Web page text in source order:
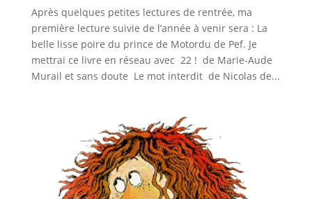
Après quelques petites lectures de rentrée, ma
première lecture suivie de l’année à venir sera : La
belle lisse poire du prince de Motordu de Pef. Je
mettrai ce livre en réseau avec 22 ! de Marie-Aude
Murail et sans doute Le mot interdit de Nicolas de...